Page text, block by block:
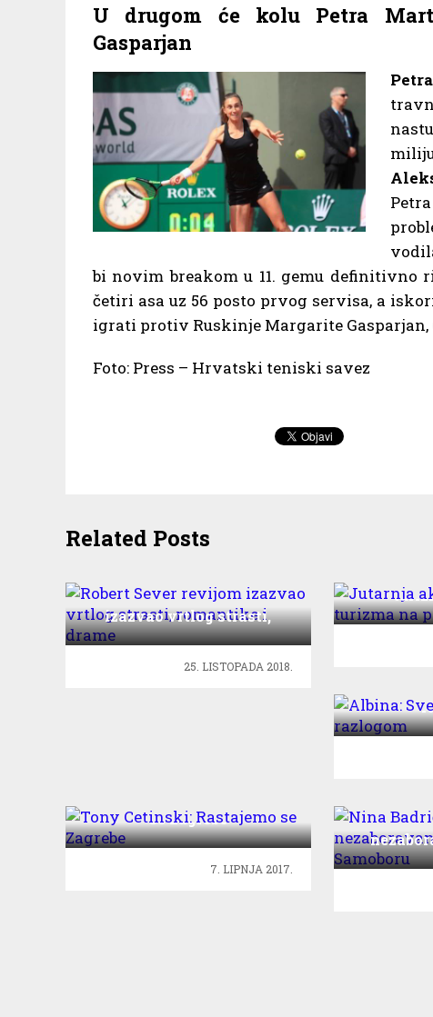
U drugom će kolu Petra
Gasparjan
bi novim breakom u 11. gemu definitivno
četiri asa uz 56 posto prvog servisa, a
igrati protiv Ruskinje Margarite Gasparjan,
Foto: Press – Hrvatski teniski savez
Related Posts
Robert Sever revijom
izazvao vrtlog strasti,
romantike i drame
25. LISTOPADA 2018.
se Zagrebe
7. LIPNJA 2017.
Nina